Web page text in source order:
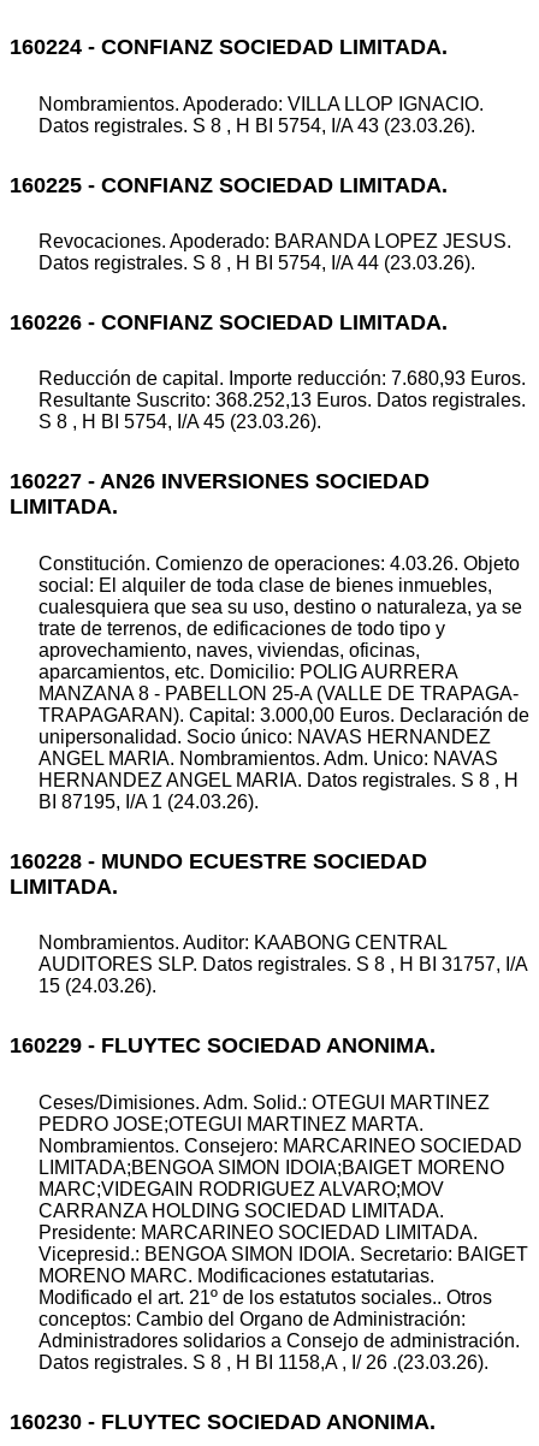
160224 - CONFIANZ SOCIEDAD LIMITADA.
Nombramientos. Apoderado: VILLA LLOP IGNACIO.
Datos registrales. S 8 , H BI 5754, I/A 43 (23.03.26).
160225 - CONFIANZ SOCIEDAD LIMITADA.
Revocaciones. Apoderado: BARANDA LOPEZ JESUS.
Datos registrales. S 8 , H BI 5754, I/A 44 (23.03.26).
160226 - CONFIANZ SOCIEDAD LIMITADA.
Reducción de capital. Importe reducción: 7.680,93 Euros.
Resultante Suscrito: 368.252,13 Euros. Datos registrales.
S 8 , H BI 5754, I/A 45 (23.03.26).
160227 - AN26 INVERSIONES SOCIEDAD
LIMITADA.
Constitución. Comienzo de operaciones: 4.03.26. Objeto
social: El alquiler de toda clase de bienes inmuebles,
cualesquiera que sea su uso, destino o naturaleza, ya se
trate de terrenos, de edificaciones de todo tipo y
aprovechamiento, naves, viviendas, oficinas,
aparcamientos, etc. Domicilio: POLIG AURRERA
MANZANA 8 - PABELLON 25-A (VALLE DE TRAPAGA-
TRAPAGARAN). Capital: 3.000,00 Euros. Declaración de
unipersonalidad. Socio único: NAVAS HERNANDEZ
ANGEL MARIA. Nombramientos. Adm. Unico: NAVAS
HERNANDEZ ANGEL MARIA. Datos registrales. S 8 , H
BI 87195, I/A 1 (24.03.26).
160228 - MUNDO ECUESTRE SOCIEDAD
LIMITADA.
Nombramientos. Auditor: KAABONG CENTRAL
AUDITORES SLP. Datos registrales. S 8 , H BI 31757, I/A
15 (24.03.26).
160229 - FLUYTEC SOCIEDAD ANONIMA.
Ceses/Dimisiones. Adm. Solid.: OTEGUI MARTINEZ
PEDRO JOSE;OTEGUI MARTINEZ MARTA.
Nombramientos. Consejero: MARCARINEO SOCIEDAD
LIMITADA;BENGOA SIMON IDOIA;BAIGET MORENO
MARC;VIDEGAIN RODRIGUEZ ALVARO;MOV
CARRANZA HOLDING SOCIEDAD LIMITADA.
Presidente: MARCARINEO SOCIEDAD LIMITADA.
Vicepresid.: BENGOA SIMON IDOIA. Secretario: BAIGET
MORENO MARC. Modificaciones estatutarias.
Modificado el art. 21º de los estatutos sociales.. Otros
conceptos: Cambio del Organo de Administración:
Administradores solidarios a Consejo de administración.
Datos registrales. S 8 , H BI 1158,A , I/ 26 .(23.03.26).
160230 - FLUYTEC SOCIEDAD ANONIMA.